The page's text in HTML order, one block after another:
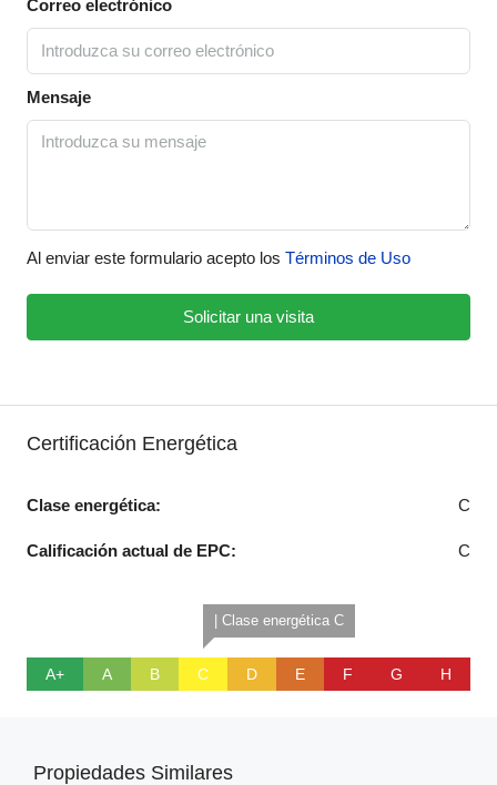
Correo electrónico
Mensaje
Al enviar este formulario acepto los Términos de Uso
Solicitar una visita
Certificación Energética
Clase energética: C
Calificación actual de EPC: C
A+ A B
| Clase energética C
C D E F G H
Propiedades Similares